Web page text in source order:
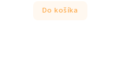
Do košíka